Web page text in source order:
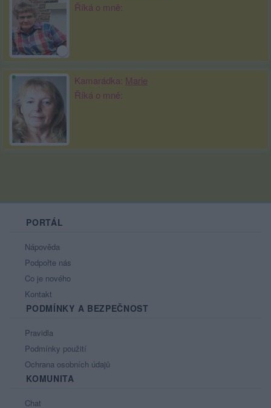
Říká o mně:
Kamarádka: Marie
Říká o mně:
PORTÁL
Nápověda
Podpořte nás
Co je nového
Kontakt
PODMÍNKY A BEZPEČNOST
Pravidla
Podmínky použití
Ochrana osobních údajů
KOMUNITA
Chat